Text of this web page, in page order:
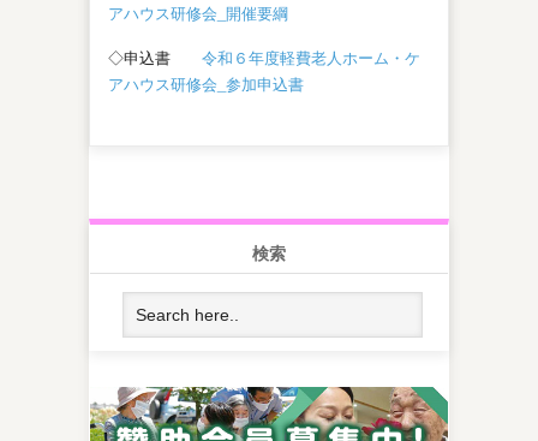
アハウス研修会_開催要綱
◇申込書 令和６年度軽費老人ホーム・ケ
アハウス研修会_参加申込書
検索